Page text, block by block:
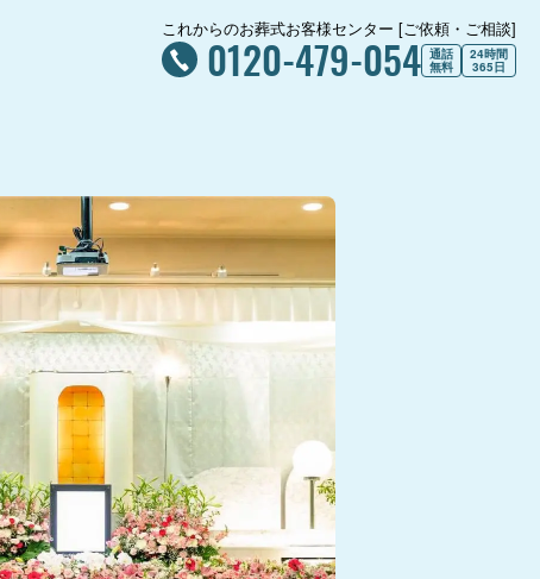
これからのお葬式お客様センター [ご依頼・ご相談]
0120-479-054 通話
無料
24時間
365日